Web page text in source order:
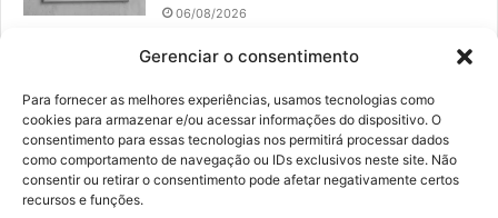
Gerenciar o consentimento
Para fornecer as melhores experiências, usamos tecnologias como
cookies para armazenar e/ou acessar informações do dispositivo. O
consentimento para essas tecnologias nos permitirá processar dados
como comportamento de navegação ou IDs exclusivos neste site. Não
consentir ou retirar o consentimento pode afetar negativamente certos
recursos e funções.
06/08/2026
Prefeitura convoca organizações de
Resíduos Sólidos
05/08/2026